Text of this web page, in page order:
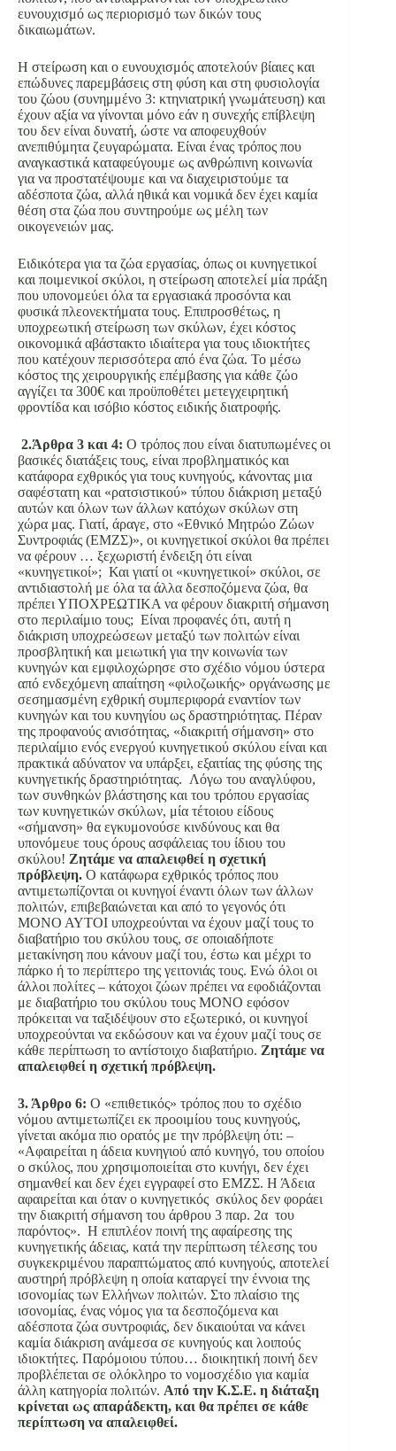
ευνουχισμό ως περιορισμό των δικών τους
δικαιωμάτων.
Η στείρωση και ο ευνουχισμός αποτελούν βίαιες και
επώδυνες παρεμβάσεις στη φύση και στη φυσιολογία
του ζώου (συνημμένο 3: κτηνιατρική γνωμάτευση) και
έχουν αξία να γίνονται μόνο εάν η συνεχής επίβλεψη
του δεν είναι δυνατή, ώστε να αποφευχθούν
ανεπιθύμητα ζευγαρώματα. Είναι ένας τρόπος που
αναγκαστικά καταφεύγουμε ως ανθρώπινη κοινωνία
για να προστατέψουμε και να διαχειριστούμε τα
αδέσποτα ζώα, αλλά ηθικά και νομικά δεν έχει καμία
θέση στα ζώα που συντηρούμε ως μέλη των
οικογενειών μας.
Ειδικότερα για τα ζώα εργασίας, όπως οι κυνηγετικοί
και ποιμενικοί σκύλοι, η στείρωση αποτελεί μία πράξη
που υπονομεύει όλα τα εργασιακά προσόντα και
φυσικά πλεονεκτήματα τους. Επιπροσθέτως, η
υποχρεωτική στείρωση των σκύλων, έχει κόστος
οικονομικά αβάστακτο ιδιαίτερα για τους ιδιοκτήτες
που κατέχουν περισσότερα από ένα ζώα. Το μέσω
κόστος της χειρουργικής επέμβασης για κάθε ζώο
αγγίζει τα 300€ και προϋποθέτει μετεγχειρητική
φροντίδα και ισόβιο κόστος ειδικής διατροφής.
2.Άρθρα 3 και 4: Ο τρόπος που είναι διατυπωμένες οι
βασικές διατάξεις τους, είναι προβληματικός και
κατάφορα εχθρικός για τους κυνηγούς, κάνοντας μια
σαφέστατη και «ρατσιστικού» τύπου διάκριση μεταξύ
αυτών και όλων των άλλων κατόχων σκύλων στη
χώρα μας. Γιατί, άραγε, στο «Εθνικό Μητρώο Ζώων
Συντροφιάς (ΕΜΖΣ)», οι κυνηγετικοί σκύλοι θα πρέπει
να φέρουν … ξεχωριστή ένδειξη ότι είναι
«κυνηγετικοί»; Και γιατί οι «κυνηγετικοί» σκύλοι, σε
αντιδιαστολή με όλα τα άλλα δεσποζόμενα ζώα, θα
πρέπει ΥΠΟΧΡΕΩΤΙΚΑ να φέρουν διακριτή σήμανση
στο περιλαίμιο τους; Είναι προφανές ότι, αυτή η
διάκριση υποχρεώσεων μεταξύ των πολιτών είναι
προσβλητική και μειωτική για την κοινωνία των
κυνηγών και εμφιλοχώρησε στο σχέδιο νόμου ύστερα
από ενδεχόμενη απαίτηση «φιλοζωικής» οργάνωσης με
σεσημασμένη εχθρική συμπεριφορά εναντίον των
κυνηγών και του κυνηγίου ως δραστηριότητας. Πέραν
της προφανούς ανισότητας, «διακριτή σήμανση» στο
περιλαίμιο ενός ενεργού κυνηγετικού σκύλου είναι και
πρακτικά αδύνατον να υπάρξει, εξαιτίας της φύσης της
κυνηγετικής δραστηριότητας. Λόγω του αναγλύφου,
των συνθηκών βλάστησης και του τρόπου εργασίας
των κυνηγετικών σκύλων, μία τέτοιου είδους
«σήμανση» θα εγκυμονούσε κινδύνους και θα
υπονόμευε τους όρους ασφάλειας του ίδιου του
σκύλου! Ζητάμε να απαλειφθεί η σχετική
πρόβλεψη. Ο κατάφωρα εχθρικός τρόπος που
αντιμετωπίζονται οι κυνηγοί έναντι όλων των άλλων
πολιτών, επιβεβαιώνεται και από το γεγονός ότι
ΜΟΝΟ ΑΥΤΟΙ υποχρεούνται να έχουν μαζί τους το
διαβατήριο του σκύλου τους, σε οποιαδήποτε
μετακίνηση που κάνουν μαζί του, έστω και μέχρι το
πάρκο ή το περίπτερο της γειτονιάς τους. Ενώ όλοι οι
άλλοι πολίτες – κάτοχοι ζώων πρέπει να εφοδιάζονται
με διαβατήριο του σκύλου τους ΜΟΝΟ εφόσον
πρόκειται να ταξιδέψουν στο εξωτερικό, οι κυνηγοί
υποχρεούνται να εκδώσουν και να έχουν μαζί τους σε
κάθε περίπτωση το αντίστοιχο διαβατήριο. Ζητάμε να
απαλειφθεί η σχετική πρόβλεψη.
3. Άρθρο 6: Ο «επιθετικός» τρόπος που το σχέδιο
νόμου αντιμετωπίζει εκ προοιμίου τους κυνηγούς,
γίνεται ακόμα πιο ορατός με την πρόβλεψη ότι: –
«Αφαιρείται η άδεια κυνηγιού από κυνηγό, του οποίου
ο σκύλος, που χρησιμοποιείται στο κυνήγι, δεν έχει
σημανθεί και δεν έχει εγγραφεί στο ΕΜΖΣ. Η Άδεια
αφαιρείται και όταν ο κυνηγετικός σκύλος δεν φοράει
την διακριτή σήμανση του άρθρου 3 παρ. 2α του
παρόντος». Η επιπλέον ποινή της αφαίρεσης της
κυνηγετικής άδειας, κατά την περίπτωση τέλεσης του
συγκεκριμένου παραπτώματος από κυνηγούς, αποτελεί
αυστηρή πρόβλεψη η οποία καταργεί την έννοια της
ισονομίας των Ελλήνων πολιτών. Στο πλαίσιο της
ισονομίας, ένας νόμος για τα δεσποζόμενα και
αδέσποτα ζώα συντροφιάς, δεν δικαιούται να κάνει
καμία διάκριση ανάμεσα σε κυνηγούς και λοιπούς
ιδιοκτήτες. Παρόμοιου τύπου… διοικητική ποινή δεν
προβλέπεται σε ολόκληρο το νομοσχέδιο για καμία
άλλη κατηγορία πολιτών. Από την Κ.Σ.Ε. η διάταξη
κρίνεται ως απαράδεκτη, και θα πρέπει σε κάθε
περίπτωση να απαλειφθεί.